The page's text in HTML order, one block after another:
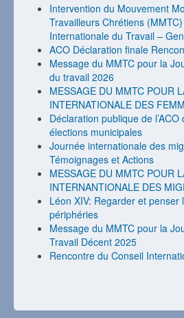
Intervention du Mouvement
Travailleurs Chrétiens
Internationale du Travail –
ACO Déclaration finale
Message du MMTC pour la
du travail 2026
MESSAGE DU MMTC POUR
INTERNATIONALE DES
Déclaration publique de
élections municipales
Journée internationale des
Témoignages et Actions
MESSAGE DU MMTC POUR
INTERNANTIONALE DES
Léon XIV: Regarder et
périphéries
Message du MMTC pour la
Travail Décent 2025
Rencontre du Conseil